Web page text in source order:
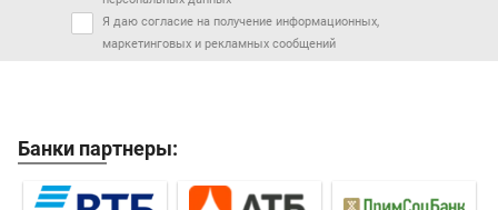
Я даю согласие на получение информационных,
маркетинговых и рекламных сообщений
Банки партнеры: